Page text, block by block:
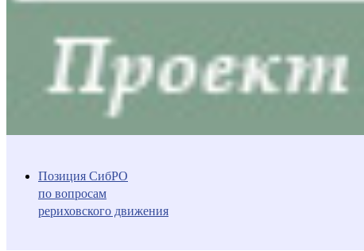
Позиция СибРО
по вопросам
рериховского движения